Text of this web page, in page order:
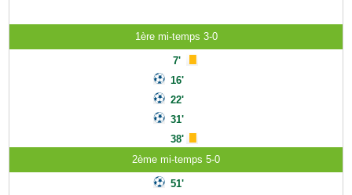
1ère mi-temps 3-0
7'
16'
22'
31'
38'
2ème mi-temps 5-0
51'